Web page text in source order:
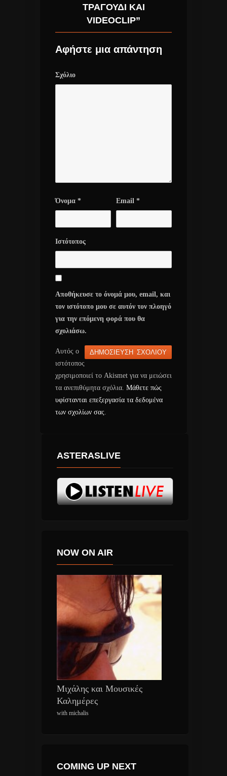
ΤΡΑΓΟΎΔΙ ΚΑΙ
VIDEOCLIP”
Αφήστε μια απάντηση
Σχόλιο
Όνομα * Email *
Ιστότοπος
Αποθήκευσε το όνομά μου, email, και
τον ιστότοπο μου σε αυτόν τον πλοηγό
για την επόμενη φορά που θα
σχολιάσω.
Αυτός ο
ιστότοπος
χρησιμοποιεί το Akismet για να μειώσει
τα ανεπιθύμητα σχόλια. Μάθετε πώς
υφίστανται επεξεργασία τα δεδομένα
των σχολίων σας.
ASTERASLIVE
NOW ON AIR
Μιχάλης και Μουσικές
Καλημέρες
with michalis
COMING UP NEXT